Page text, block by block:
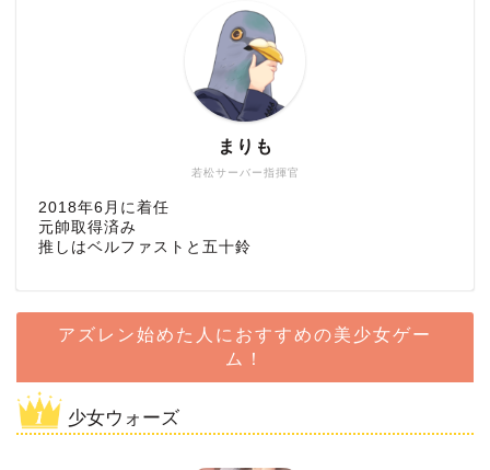
若松サーバー指揮官
まりも
2018年6月に着任
元帥取得済み
推しはベルファストと五十鈴
アズレン始めた人におすすめの美少女ゲー
ム！
少女ウォーズ